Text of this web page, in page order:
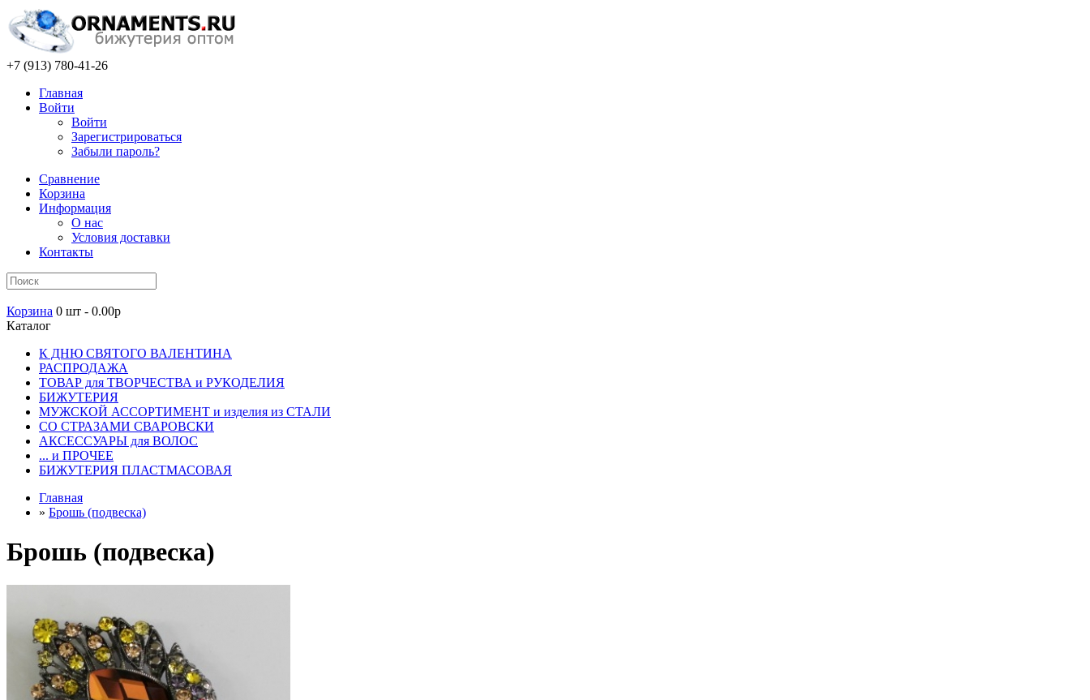
+7 (913) 780-41-26
Главная
Войти
Войти
Зарегистрироваться
Забыли пароль?
Сравнение
Корзина
Информация
О нас
Условия доставки
Контакты
Корзина 0 шт - 0.00р
Каталог
К ДНЮ СВЯТОГО ВАЛЕНТИНА
РАСПРОДАЖА
ТОВАР для ТВОРЧЕСТВА и РУКОДЕЛИЯ
БИЖУТЕРИЯ
МУЖСКОЙ АССОРТИМЕНТ и изделия из СТАЛИ
СО СТРАЗАМИ СВАРОВСКИ
АКСЕССУАРЫ для ВОЛОС
... и ПРОЧЕЕ
БИЖУТЕРИЯ ПЛАСТМАСОВАЯ
Главная
» Брошь (подвеска)
Брошь (подвеска)